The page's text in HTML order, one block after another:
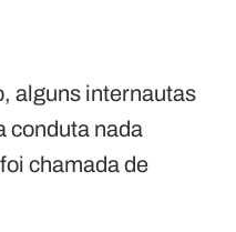
alguns internautas
conduta nada
chamada de